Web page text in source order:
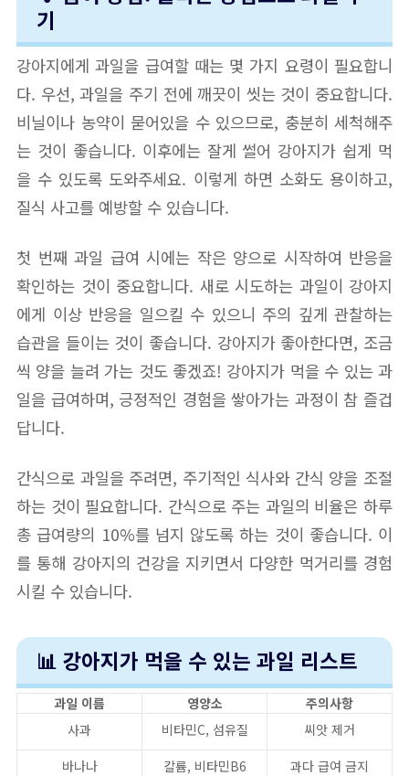
기
강아지에게 과일을 급여할 때는 몇 가지 요령이 필요합니
다. 우선, 과일을 주기 전에 깨끗이 씻는 것이 중요합니다.
비닐이나 농약이 묻어있을 수 있으므로, 충분히 세척해주
는 것이 좋습니다. 이후에는 잘게 썰어 강아지가 쉽게 먹
을 수 있도록 도와주세요. 이렇게 하면 소화도 용이하고,
질식 사고를 예방할 수 있습니다.
첫 번째 과일 급여 시에는 작은 양으로 시작하여 반응을
확인하는 것이 중요합니다. 새로 시도하는 과일이 강아지
에게 이상 반응을 일으킬 수 있으니 주의 깊게 관찰하는
습관을 들이는 것이 좋습니다. 강아지가 좋아한다면, 조금
씩 양을 늘려 가는 것도 좋겠죠! 강아지가 먹을 수 있는 과
일을 급여하며, 긍정적인 경험을 쌓아가는 과정이 참 즐겁
답니다.
간식으로 과일을 주려면, 주기적인 식사와 간식 양을 조절
하는 것이 필요합니다. 간식으로 주는 과일의 비율은 하루
총 급여량의 10%를 넘지 않도록 하는 것이 좋습니다. 이
를 통해 강아지의 건강을 지키면서 다양한 먹거리를 경험
시킬 수 있습니다.
📊 강아지가 먹을 수 있는 과일 리스트
과일 이름 영양소
주의사항
사과
비타민C, 섬유질
씨앗 제거
바나나
칼륨, 비타민B6
과다 급여 금지